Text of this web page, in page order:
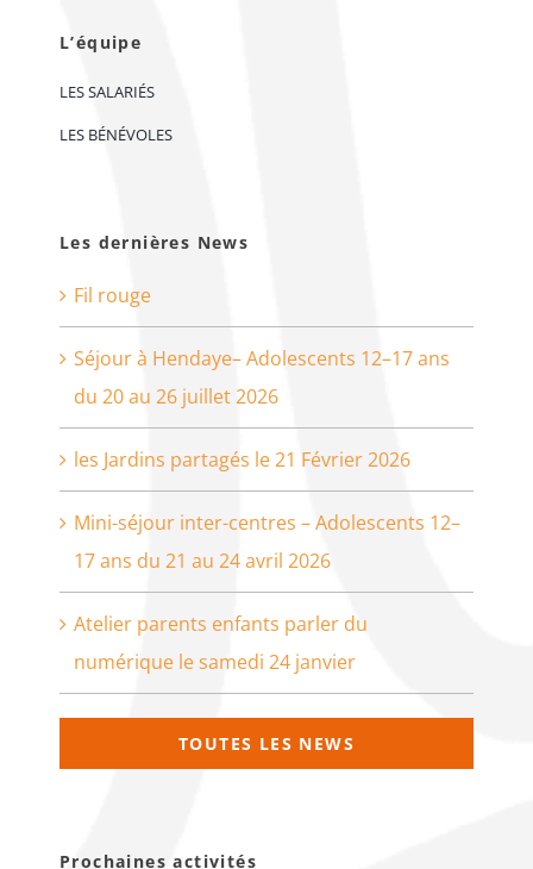
L’équipe
LES SALARIÉS
LES BÉNÉVOLES
Les dernières News
Fil rouge
Séjour à Hendaye– Adolescents 12–17 ans
du 20 au 26 juillet 2026
les Jardins partagés le 21 Février 2026
Mini-séjour inter-centres – Adolescents 12–
17 ans du 21 au 24 avril 2026
Atelier parents enfants parler du
numérique le samedi 24 janvier
TOUTES LES NEWS
Prochaines activités